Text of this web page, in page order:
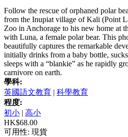
Follow the rescue of orphaned polar
from the Inupiat village of Kali (Point
Zoo in Anchorage to his new home at
with Luna, a female polar bear. This
beautifully captures the remarkable
initially drinks from a baby bottle,
sleeps with a “blankie” as he rapidly
carnivore on earth.
學科:
英國語文教育 | 科學教育
程度:
初小 | 高小
HK$68.00
可用性: 現貨